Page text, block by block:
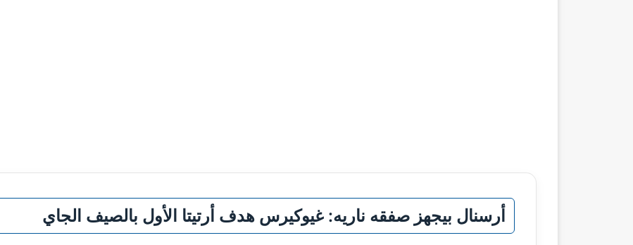
أرسنال بيجهز صفقه ناريه: غيوكيرس هدف أرتيتا الأول بالصيف الجاي